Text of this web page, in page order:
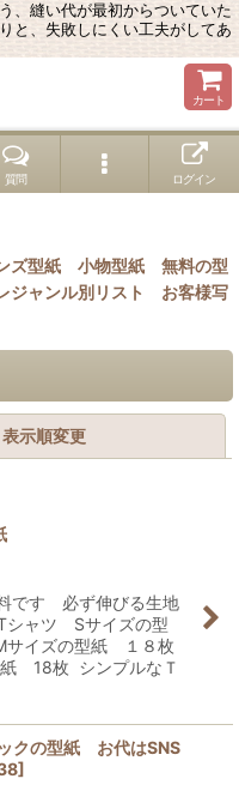
、縫い代が最初からついていた
と、失敗しにくい工夫がしてあ
カート
質問 ログイン
ズ型紙 小物型紙
無料の型
ジャンル別リスト
お客様写
表示順変更
す 必ず伸びる生地
シャツ Sサイズの型
イズの型紙 １８枚
18枚 シンプルなＴ
クの型紙 お代はSNS
]